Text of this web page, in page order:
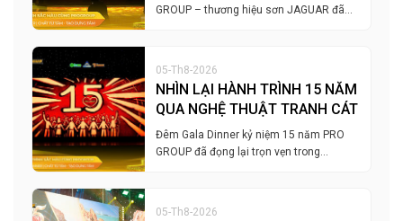
GROUP – thương hiệu sơn JAGUAR đã…
05-Th8-2026
NHÌN LẠI HÀNH TRÌNH 15 NĂM
QUA NGHỆ THUẬT TRANH CÁT
Đêm Gala Dinner kỷ niệm 15 năm PRO
GROUP đã đọng lại trọn vẹn trong…
05-Th8-2026